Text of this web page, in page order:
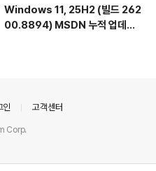
Windows 11, 25H2 (빌드 262
00.8894) MSDN 누적 업데이
인 고객센터
Corp.